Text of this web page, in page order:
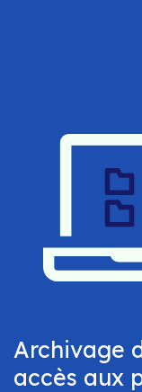
Archivage
accès aux